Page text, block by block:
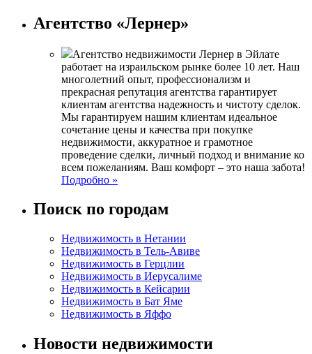
Агентство «Лернер»
Агентство недвижимости Лернер в Эйлате
работает на израильском рынке более 10 лет. Наш
многолетний опыт, профессионализм и
прекрасная репутация агентства гарантирует
клиентам агентства надежность и чистоту сделок.
Мы гарантируем нашим клиентам идеальное
сочетание цены и качества при покупке
недвижимости, аккуратное и грамотное
проведение сделки, личный подход и внимание ко
всем пожеланиям. Ваш комфорт – это наша забота!
Подробно »
Поиск по городам
Недвижимость в Нетании
Недвижимость в Тель-Авиве
Недвижимость в Герцлии
Недвижимость в Иерусалиме
Недвижимость в Кейсарии
Недвижимость в Бат Яме
Недвижимость в Яффо
Новости недвижимости